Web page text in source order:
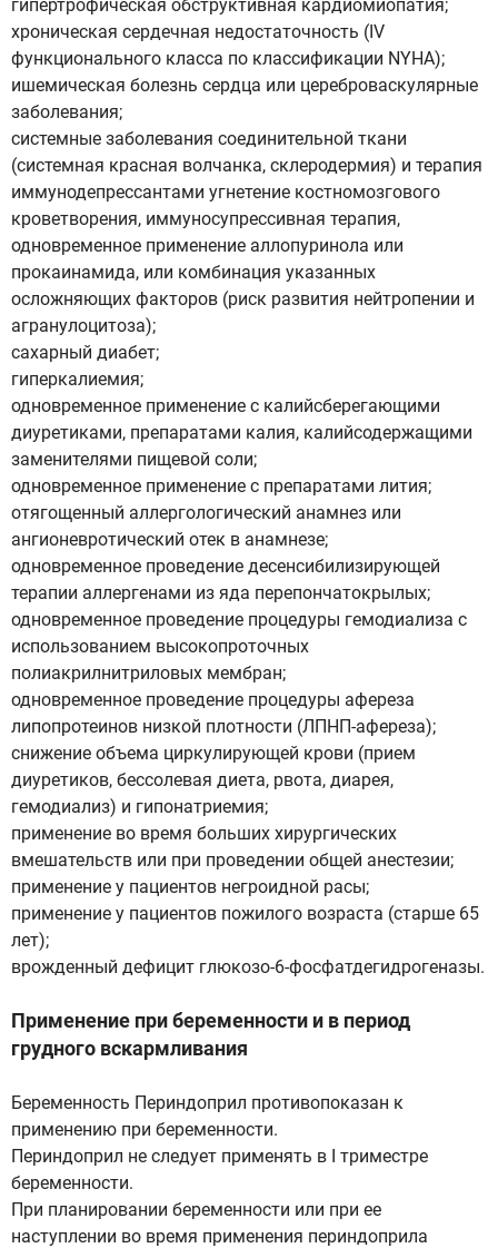
гипертрофическая обструктивная кардиомиопатия;
хроническая сердечная недостаточность (IV
функционального класса по классификации NYHA);
ишемическая болезнь сердца или цереброваскулярные
заболевания;
системные заболевания соединительной ткани
(системная красная волчанка, склеродермия) и терапия
иммунодепрессантами угнетение костномозгового
кроветворения, иммуносупрессивная терапия,
одновременное применение аллопуринола или
прокаинамида, или комбинация указанных
осложняющих факторов (риск развития нейтропении и
агранулоцитоза);
сахарный диабет;
гиперкалиемия;
одновременное применение с калийсберегающими
диуретиками, препаратами калия, калийсодержащими
заменителями пищевой соли;
одновременное применение с препаратами лития;
отягощенный аллергологический анамнез или
ангионевротический отек в анамнезе;
одновременное проведение десенсибилизирующей
терапии аллергенами из яда перепончатокрылых;
одновременное проведение процедуры гемодиализа с
использованием высокопроточных
полиакрилнитриловых мембран;
одновременное проведение процедуры афереза
липопротеинов низкой плотности (ЛПНП-афереза);
снижение объема циркулирующей крови (прием
диуретиков, бессолевая диета, рвота, диарея,
гемодиализ) и гипонатриемия;
применение во время больших хирургических
вмешательств или при проведении общей анестезии;
применение у пациентов негроидной расы;
применение у пациентов пожилого возраста (старше 65
лет);
врожденный дефицит глюкозо-6-фосфатдегидрогеназы.
Применение при беременности и в период
грудного вскармливания
Беременность Периндоприл противопоказан к
применению при беременности.
Периндоприл не следует применять в I триместре
беременности.
При планировании беременности или при ее
наступлении во время применения периндоприла